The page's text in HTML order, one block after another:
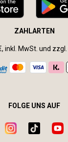
ZAHLARTEN
inkl. MwSt. und zzgl.
FOLGE UNS AUF